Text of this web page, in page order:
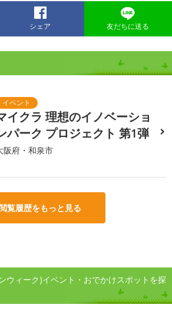
シェア 友だちに送る
イクラ 理想のイノベーショ
パーク プロジェクト 第1弾
阪府・和泉市
覧履歴をもっと見る
ウィーク)イベント・おでかけスポットを探